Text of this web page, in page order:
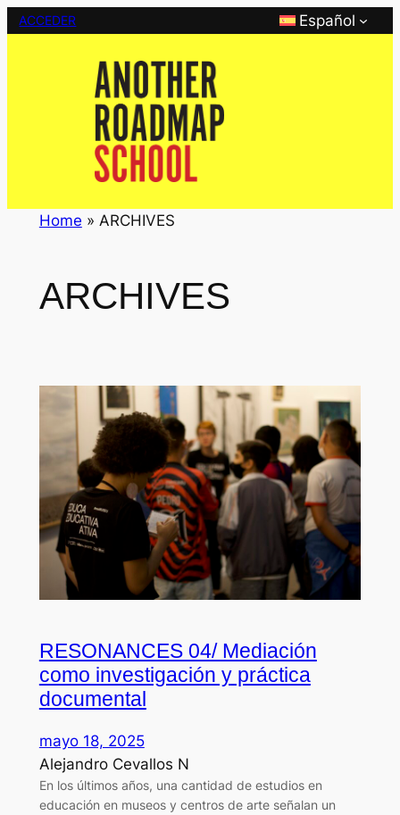
Saltar
ACCEDER Español
Home » ARCHIVES
ARCHIVES
RESONANCES 04/ Mediación
como investigación y práctica
documental
mayo 18, 2025
Alejandro Cevallos N
En los últimos años, una cantidad de estudios en
educación en museos y centros de arte señalan un